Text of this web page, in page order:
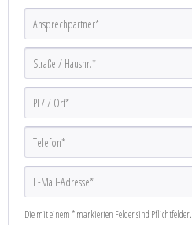
Die mit einem * markierten Felder sind Pflichtfelder.